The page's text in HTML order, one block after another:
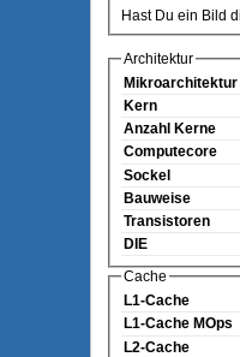
Hast Du ein Bild
Architektur
Mikroarchitektur
Kern
Anzahl Kerne
Computecore
Sockel
Bauweise
Transistoren
DIE
Cache
L1-Cache
L1-Cache MOps
L2-Cache